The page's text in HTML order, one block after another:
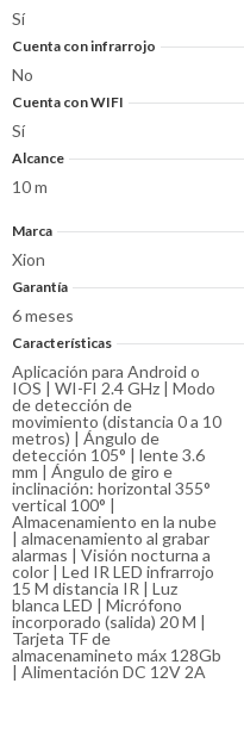
Sí
Cuenta con infrarrojo
No
Cuenta con WIFI
Sí
Alcance
10 m
Marca
Xion
Garantía
6 meses
Características
Aplicación para Android o
IOS | WI-FI 2.4 GHz | Modo
de detección de
movimiento (distancia 0 a 10
metros) | Ángulo de
detección 105° | lente 3.6
mm | Ángulo de giro e
inclinación: horizontal 355°
vertical 100° |
Almacenamiento en la nube
| almacenamiento al grabar
alarmas | Visión nocturna a
color | Led IR LED infrarrojo
15 M distancia IR | Luz
blanca LED | Micrófono
incorporado (salida) 20 M |
Tarjeta TF de
almacenamineto máx 128Gb
| Alimentación DC 12V 2A